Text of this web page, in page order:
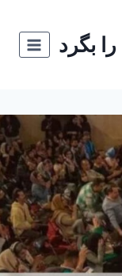
را بگرد